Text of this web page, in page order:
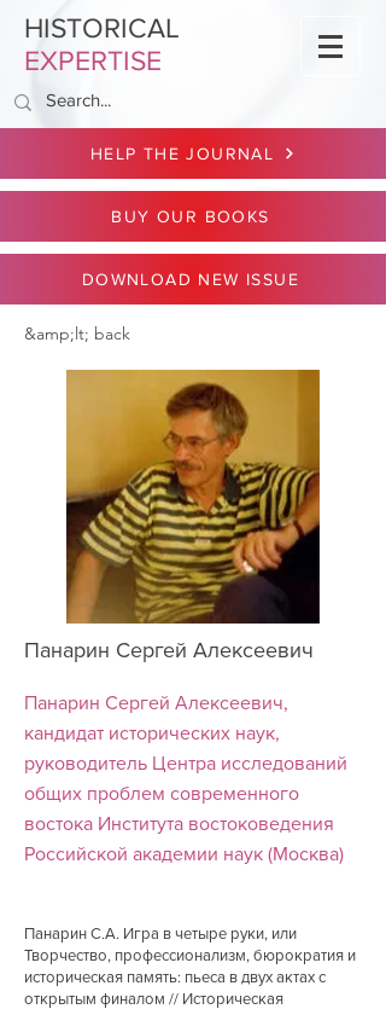
HISTORICAL
EXPERTISE
HELP THE JOURNAL
BUY OUR BOOKS
DOWNLOAD NEW ISSUE
&amp;lt; back
Панарин Сергей Алексеевич
Панарин Сергей Алексеевич,
кандидат исторических наук,
руководитель Центра исследований
общих проблем современного
востока Института востоковедения
Российской академии наук (Москва)
Панарин С.А. Игра в четыре руки, или
Творчество, профессионализм, бюрократия и
историческая память: пьеса в двух актах с
открытым финалом // Историческая